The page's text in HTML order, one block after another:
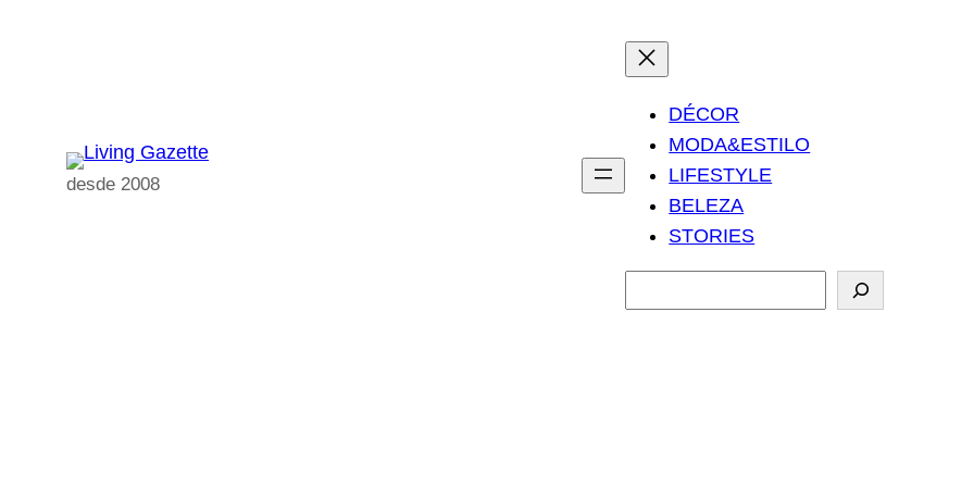
desde 2008
DÉCOR
MODA&ESTILO
LIFESTYLE
BELEZA
STORIES
e